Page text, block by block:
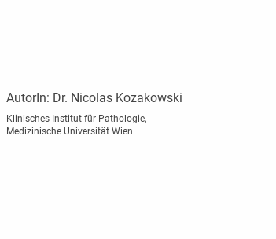
AutorIn: Dr. Nicolas Kozakowski
Klinisches Institut für Pathologie,
Medizinische Universität Wien